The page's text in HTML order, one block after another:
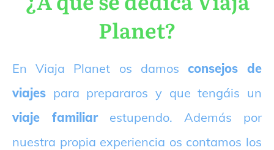
Planet?
En Viaja Planet os damos consejos de
viajes para prepararos y que tengáis un
viaje familiarestupendo. Además por
nuestra propia experiencia os contamos los